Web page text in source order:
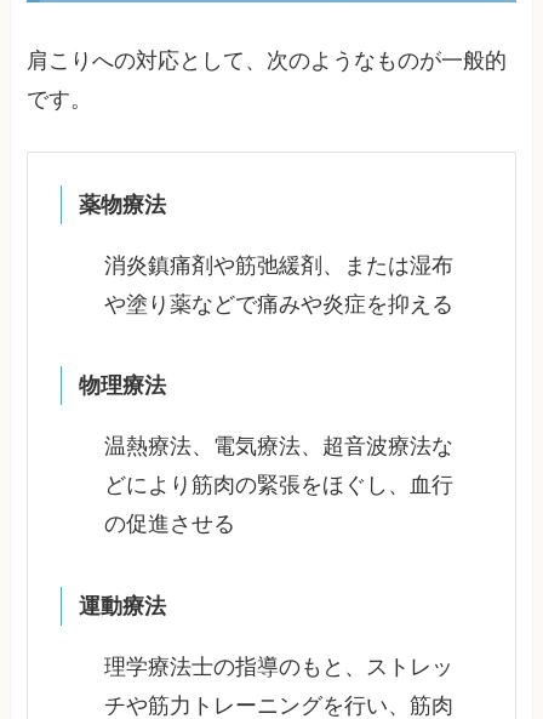
肩こりへの対応として、次のようなものが一般的
です。
薬物療法
消炎鎮痛剤や筋弛緩剤、または湿布
や塗り薬などで痛みや炎症を抑える
物理療法
温熱療法、電気療法、超音波療法な
どにより筋肉の緊張をほぐし、血行
の促進させる
運動療法
理学療法士の指導のもと、ストレッ
チや筋力トレーニングを行い、筋肉